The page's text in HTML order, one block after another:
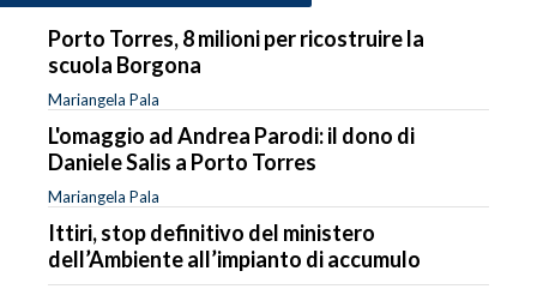
Porto Torres, 8 milioni per ricostruire la
scuola Borgona
Mariangela Pala
L'omaggio ad Andrea Parodi: il dono di
Daniele Salis a Porto Torres
Mariangela Pala
Ittiri, stop definitivo del ministero
dell’Ambiente all’impianto di accumulo